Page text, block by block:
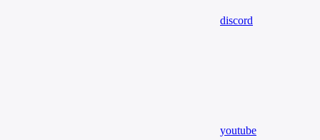
discord
youtube